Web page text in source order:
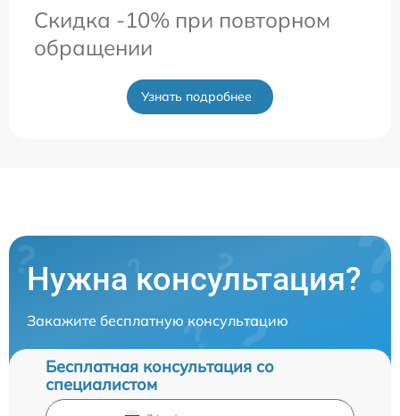
Скидка -10% при повторном
обращении
Узнать подробнее
Нужна консультация?
Закажите бесплатную консультацию
Бесплатная консультация со
специалистом